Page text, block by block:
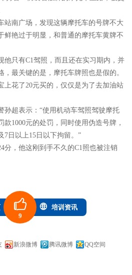
站南广场，发现这辆摩托车的号牌不大
鲜艳过于明显，和普通的摩托车黄牌不
他只有C1驾照，而且还在实习期内，并
最关键的是，摩托车牌照也是假的。
上花了20元买的，仅仅是为了去加油站
孙超表示：“使用机动车驾照驾驶摩托
1000元的处罚，同时使用伪造号牌，
7日以上15日以下拘留。”
分，他这刚到手不久的C1照也被注销
9
培训资讯
新浪微博 腾讯微博
QQ空间